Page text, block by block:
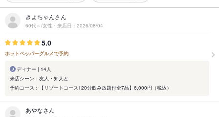
きよちゃんさん
60代～/女性・来店日：2026/08/04
5.0
ホットペッパーグルメで予約
ディナー | 14人
来店シーン：友人・知人と
予約コース：【リゾートコース120分飲み放題付全7品】6,000円（税込）
あやなさん